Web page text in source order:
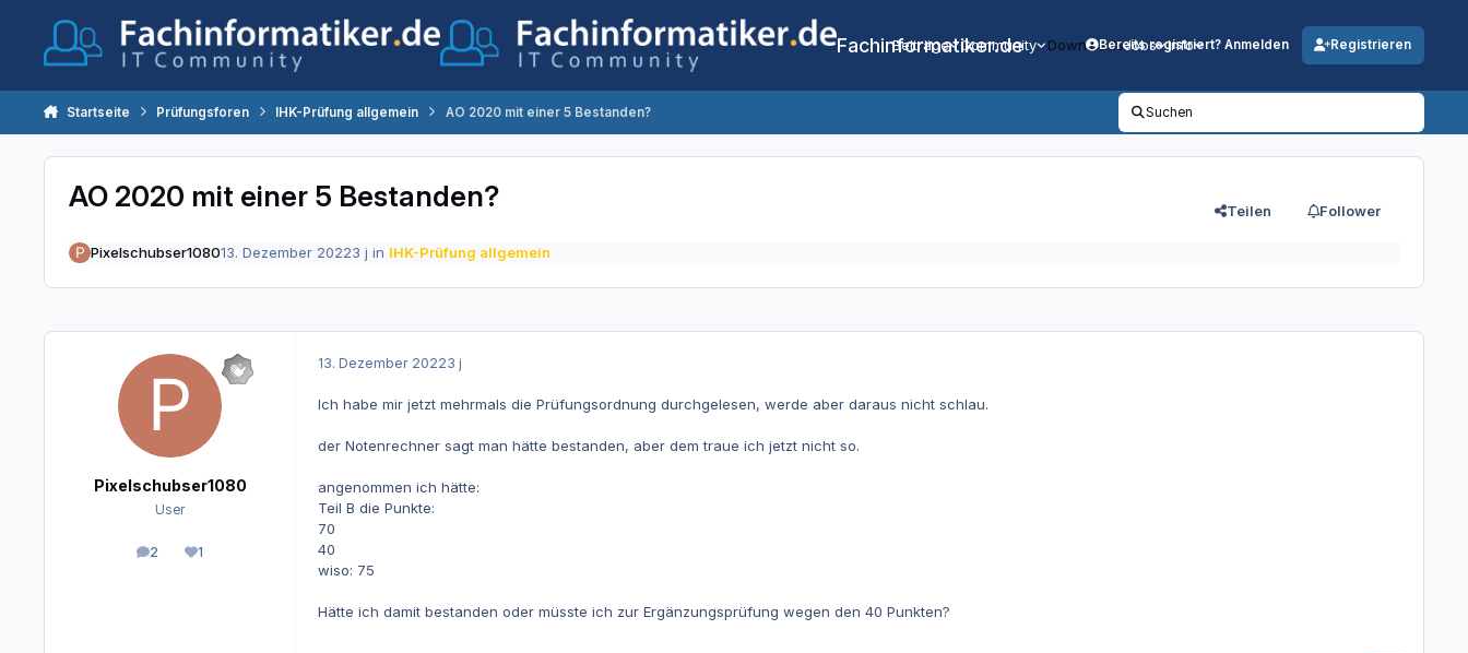
Fachinformatiker.de
Beiträge Community DownloadsJobs Info
Bereits registriert? Anmelden Registrieren
Startseite Prüfungsforen IHK-Prüfung allgemein AO 2020 mit einer 5 Bestanden? Suchen
AO 2020 mit einer 5 Bestanden? Teilen Follower
Pixelschubser108013. Dezember 20223 j in IHK-Prüfung allgemein
Pixelschubser1080
User
2
Beiträge1
Reputation
13. Dezember 20223 j
Ich habe mir jetzt mehrmals die Prüfungsordnung durchgelesen, werde aber daraus nicht schlau.
der Notenrechner sagt man hätte bestanden, aber dem traue ich jetzt nicht so.
angenommen ich hätte:
Teil B die Punkte:
70
40
wiso: 75
Hätte ich damit bestanden oder müsste ich zur Ergänzungsprüfung wegen den 40 Punkten?